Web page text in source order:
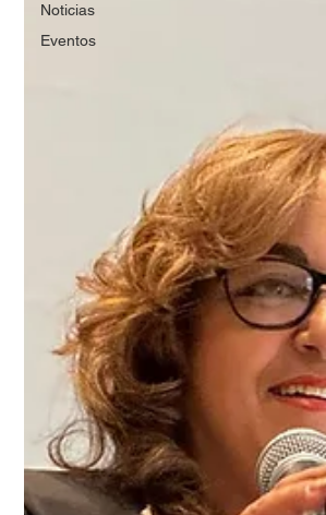
Noticias
Eventos